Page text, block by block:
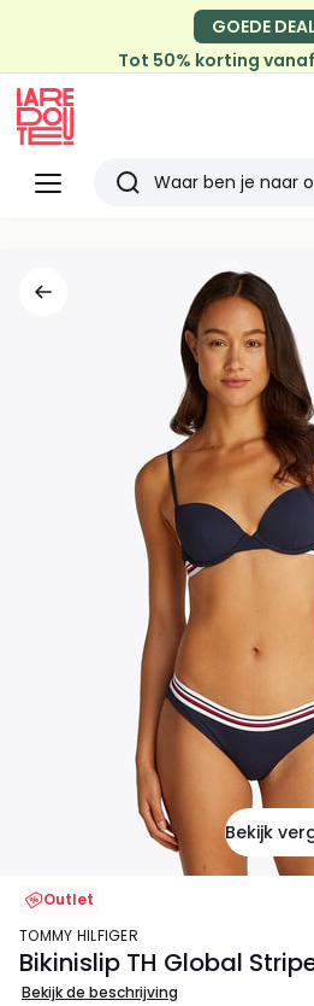
GOEDE
Tot 50% korting
Menu
Redoute
Zoeken
Bekijk
Outlet
TOMMY HILFIGER
Bikinislip TH Global
Bekijk de beschrijving